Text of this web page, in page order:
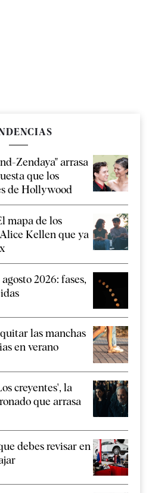
Zendaya" arrasa
que los
de Hollywood
mapa de los
Kellen que ya
2026: fases,
las manchas
en verano
creyentes', la
que arrasa
debes revisar en